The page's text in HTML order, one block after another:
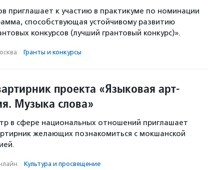
приглашает к участию в практикуме по номинации
способствующая устойчивому развитию
конкурсов (лучший грантовый конкурс)».
· Гранты и конкурсы
проекта «Языковая арт-
Музыка слова»
в сфере национальных отношений приглашает
желающих познакомиться с мокшанской
· Культура и просвещение